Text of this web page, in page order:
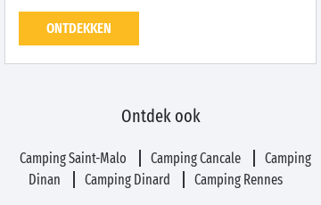
ONTDEKKEN
Ontdek ook
Camping Saint-Malo Camping Cancale
Camping
Dinan
Camping Dinard Camping Rennes